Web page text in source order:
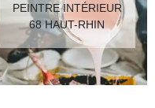
PEINTRE INTÉRIEUR
68 HAUT-RHIN